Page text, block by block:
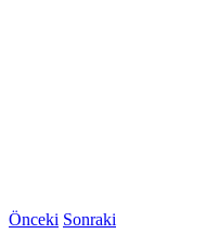
Önceki Sonraki